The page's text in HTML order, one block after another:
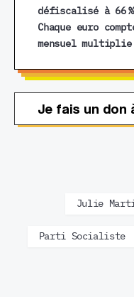
défiscalisé à 66 %
Chaque euro
mensuel
Je fais un
Julie
Parti Socialiste